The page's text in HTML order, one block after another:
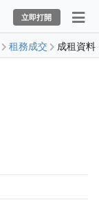
立即打開
租務成交 成租資料